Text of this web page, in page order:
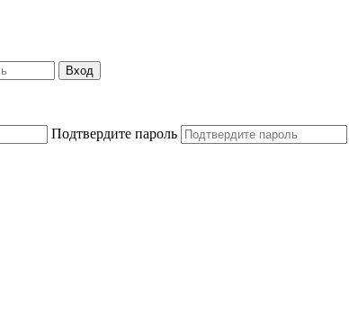
Вход
Подтвердите пароль